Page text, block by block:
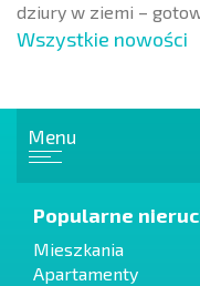
dziury w ziemi –
Wszystkie nowości
Menu
Popularne
Mieszkania
Apartamenty